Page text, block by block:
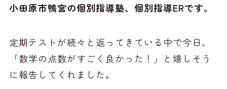
小田原市鴨宮の個別指導塾、個別指導ERです。
定期テストが続々と返ってきている中で今日、
「数学の点数がすごく良かった！」と嬉しそう
に報告してくれました。